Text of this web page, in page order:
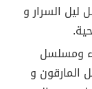
ليل السرار و
ومسلسل
و